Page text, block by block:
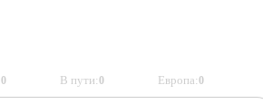
0 В пути:0 Европа:0